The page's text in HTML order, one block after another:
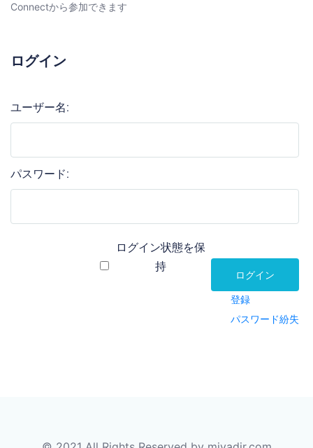
Connectから参加できます
ログイン
ユーザー名:
パスワード:
ログイン状態を保
持
ログイン
登録
パスワード紛失